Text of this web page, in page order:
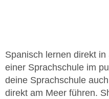
Spanisch lernen direkt
einer Sprachschule im
deine Sprachschule
direkt am Meer führen.